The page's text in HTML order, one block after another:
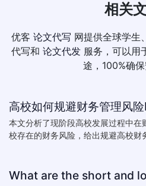
相关
优客 论文代写 网提供全球学生
代写和 论文代发 服务，可以用
途，100%确保
本文分析了现阶段高校发展过程中在
校存在的财务风险，给出规避高校财